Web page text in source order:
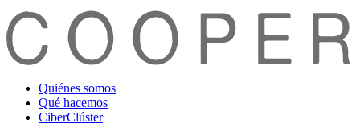
Quiénes somos
Qué hacemos
CiberClúster